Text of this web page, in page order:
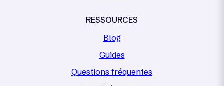
RESSOURCES
Blog
Guides
Questions fréquentes